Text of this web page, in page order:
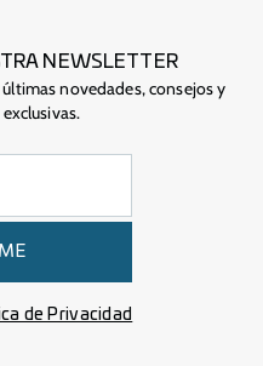
NEWSLETTER
novedades, consejos y
de Privacidad